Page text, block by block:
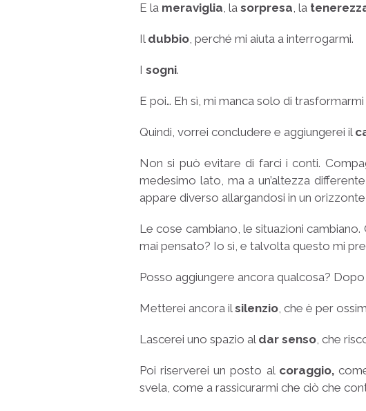
E la meraviglia, la sorpresa, la
Il dubbio, perché mi aiuta a interrogarmi.
I sogni.
E poi… Eh sì, mi manca solo di
Quindi, vorrei concludere e aggiungerei il
Non si può evitare di farci i conti.
medesimo lato, ma a un’altezza
appare diverso allargandosi in un
Le cose cambiano, le situazioni cambiano.
mai pensato? Io sì, e talvolta questo mi
Posso aggiungere ancora qualcosa?
Metterei ancora ilsilenzio, che è per
Lascerei uno spazio al dar senso, che
Poi riserverei un posto al coraggio,
svela, come a rassicurarmi che ciò che